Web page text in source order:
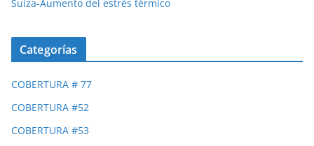
Suiza-Aumento del estrés térmico
Categorías
COBERTURA # 77
COBERTURA #52
COBERTURA #53